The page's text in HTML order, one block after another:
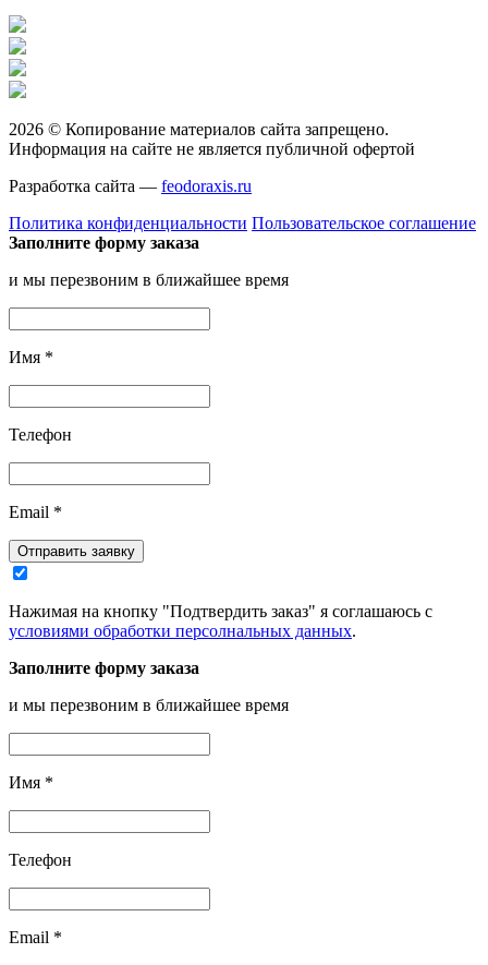
2026 © Копирование материалов сайта запрещено.
Информация на сайте не является публичной офертой
Разработка сайта — feodoraxis.ru
Политика конфиденциальности Пользовательское соглашение
Заполните форму заказа
и мы перезвоним в ближайшее время
Имя *
Телефон
Email *
Отправить заявку
Нажимая на кнопку "Подтвердить заказ" я соглашаюсь с
условиями обработки персолнальных данных.
Заполните форму заказа
и мы перезвоним в ближайшее время
Имя *
Телефон
Email *